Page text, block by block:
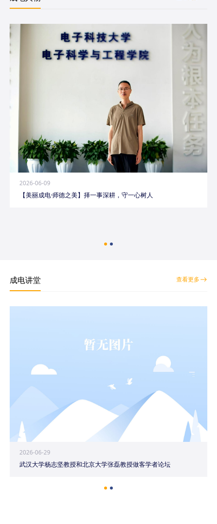
2026-06-09
【美丽成电·师德之美】择一事深耕，守一心树人
成电讲堂 查看更多
2026-06-29
武汉大学杨志坚教授和北京大学张磊教授做客学者论坛